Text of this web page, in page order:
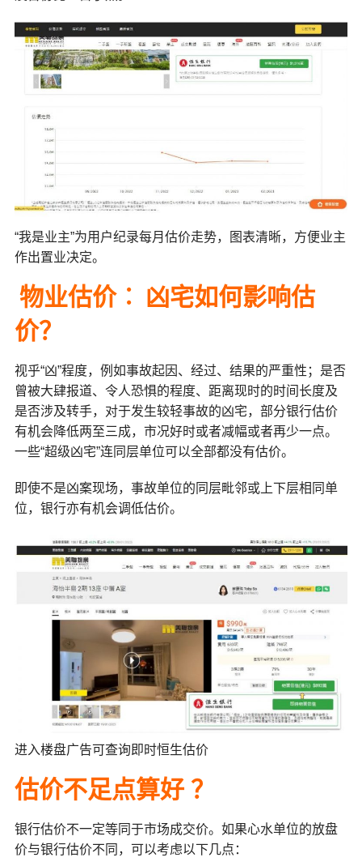
“我是业主”为用户纪录每月估价走势，图表清晰，方便业主
作出置业决定。
物业估价︰ 凶宅如何影响估
价？
视乎“凶”程度，例如事故起因、经过、结果的严重性；是否
曾被大肆报道、令人恐惧的程度、距离现时的时间长度及
是否涉及转手，对于发生较轻事故的凶宅，部分银行估价
有机会降低两至三成，市况好时或者减幅或者再少一点。
一些“超级凶宅”连同层单位可以全部都没有估价。
即使不是凶案现场，事故单位的同层毗邻或上下层相同单
位，银行亦有机会调低估价。
进入楼盘广告可查询即时恒生估价
估价不足点算好 ？
银行估价不一定等同于市场成交价。如果心水单位的放盘
价与银行估价不同，可以考虑以下几点：